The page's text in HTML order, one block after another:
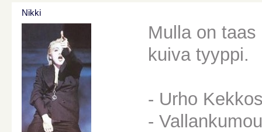
Nikki
Mulla on
kuiva tyyppi.
- Urho
-